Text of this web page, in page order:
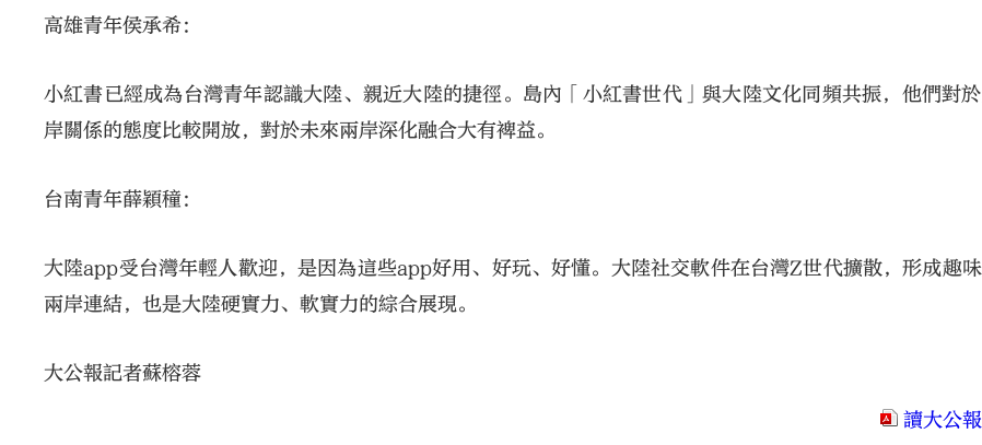
高雄青年侯承希：
小紅書已經成為台灣青年認識大陸、親近大陸的捷徑。島內「小紅書世代」與大陸文化同頻共振，他們對
岸關係的態度比較開放，對於未來兩岸深化融合大有裨益。
台南青年薛穎穜：
大陸app受台灣年輕人歡迎，是因為這些app好用、好玩、好懂。大陸社交軟件在台灣Z世代擴散，形成趣
兩岸連結，也是大陸硬實力、軟實力的綜合展現。
大公報記者蘇榕蓉
讀大公